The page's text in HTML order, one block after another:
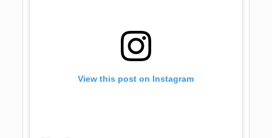
View this post on Instagram